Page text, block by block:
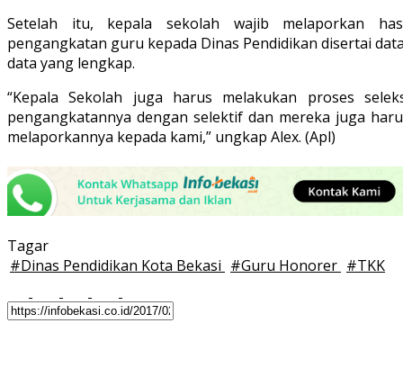
Setelah itu, kepala sekolah wajib melaporkan
pengangkatan guru kepada Dinas Pendidikan disertai
data yang lengkap.
“Kepala Sekolah juga harus melakukan proses
pengangkatannya dengan selektif dan mereka juga
melaporkannya kepada kami,” ungkap Alex. (Apl)
Tagar
#Dinas Pendidikan Kota Bekasi #Guru Honorer #TKK